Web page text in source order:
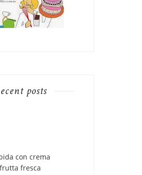
posts
con crema
fresca